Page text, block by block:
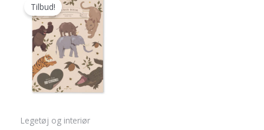
Tilbud!
Legetøj og interiør